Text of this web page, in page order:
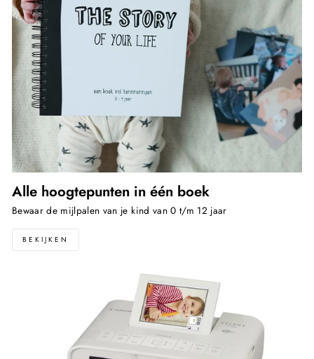
Alle hoogtepunten in één boek
Bewaar de mijlpalen van je kind van 0 t/m 12 jaar
BEKIJKEN